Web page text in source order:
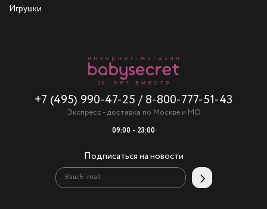
Игрушки
+7 (495) 990-47-25 / 8-800-777-51-43
Экспресс - доставка по Москве и МО
09:00 - 23:00
Подписаться на новости